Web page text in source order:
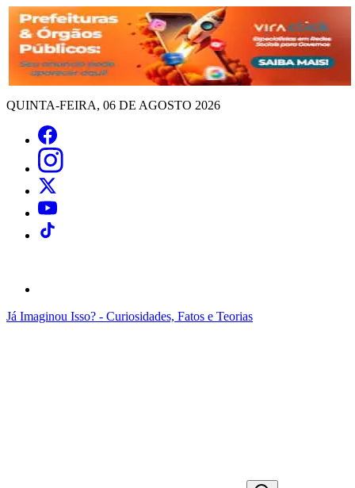
QUINTA-FEIRA, 06 DE AGOSTO 2026
Já Imaginou Isso? - Curiosidades, Fatos e Teorias